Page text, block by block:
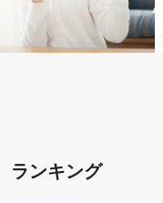
合コン・街コン
あるある
ランキング